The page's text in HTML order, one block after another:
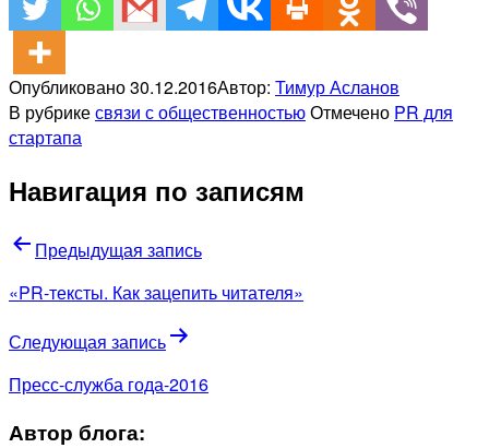
Опубликовано30.12.2016Автор: Тимур Асланов
В рубрикесвязи с общественностьюОтмечено PR для
стартапа
Навигация по записям
Предыдущая запись
«PR-тексты. Как зацепить читателя»
Следующая запись
Пресс-служба года-2016
Автор блога: